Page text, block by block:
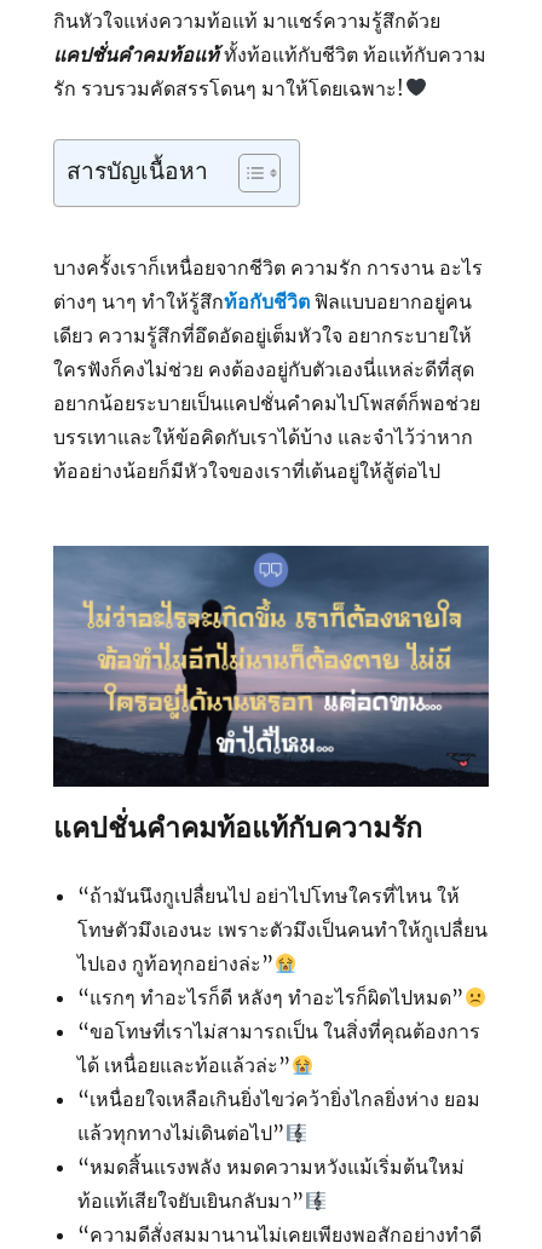
กินหัวใจแห่งความท้อแท้ มาแชร์ความรู้สึกด้วย
แคปชั่นคำคมท้อแท้ทั้งท้อแท้กับชีวิต ท้อแท้กับความ
รัก รวบรวมคัดสรรโดนๆ มาให้โดยเฉพาะ!
สารบัญเนื้อหา
บางครั้งเราก็เหนื่อยจากชีวิต ความรัก การงาน อะไร
ต่างๆ นาๆ ทำให้รู้สึกท้อกับชีวิต ฟิลแบบอยากอยู่คน
เดียว ความรู้สึกที่อึดอัดอยู่เต็มหัวใจ อยากระบายให้
ใครฟังก็คงไม่ช่วย คงต้องอยู่กับตัวเองนี่แหล่ะดีที่สุด
อยากน้อยระบายเป็นแคปชั่นคำคมไปโพสต์ก็พอช่วย
บรรเทาและให้ข้อคิดกับเราได้บ้าง และจำไว้ว่าหาก
ท้ออย่างน้อยก็มีหัวใจของเราที่เต้นอยู่ให้สู้ต่อไป
แคปชั่นคำคมท้อแท้กับความรัก
“ถ้ามันนึงกูเปลื่ยนไป อย่าไปโทษใครที่ไหน ให้
โทษตัวมึงเองนะ เพราะตัวมึงเป็นคนทำให้กูเปลื่ยน
ไปเอง กูท้อทุกอย่างล่ะ”
“แรกๆ ทำอะไรก็ดี หลังๆ ทำอะไรก็ผิดไปหมด”
“ขอโทษที่เราไม่สามารถเป็น ในสิ่งที่คุณต้องการ
ได้ เหนื่อยและท้อแล้วล่ะ”
“เหนื่อยใจเหลือเกินยิ่งไขว่คว้ายิ่งไกลยิ่งห่าง ยอม
แล้วทุกทางไม่เดินต่อไป”
“หมดสิ้นแรงพลัง หมดความหวังแม้เริ่มต้นใหม่
ท้อแท้เสียใจยับเยินกลับมา”
“ความดีสั่งสมมานานไม่เคยเพียงพอสักอย่างทำดี